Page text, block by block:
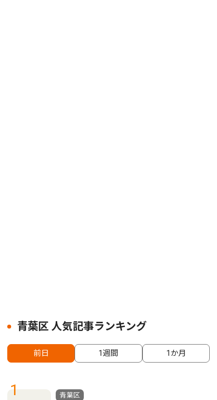
青葉区 人気記事ランキング
前日 1週間 1か月
1
青葉区